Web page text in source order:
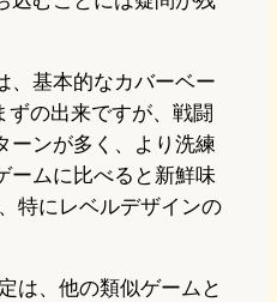
、基本的なカバーベー
ずの出来ですが、戦闘
ーンが多く、より洗練
ームに比べると新鮮味
特にレベルデザインの
は、他の類似ゲームと